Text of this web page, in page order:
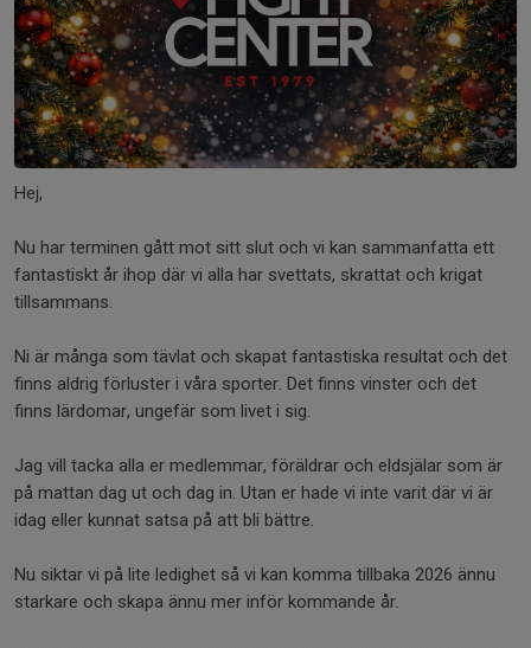
Hej,
Nu har terminen gått mot sitt slut och vi kan sammanfatta ett
fantastiskt år ihop där vi alla har svettats, skrattat och krigat
tillsammans.
Ni är många som tävlat och skapat fantastiska resultat och det
finns aldrig förluster i våra sporter. Det finns vinster och det
finns lärdomar, ungefär som livet i sig.
Jag vill tacka alla er medlemmar, föräldrar och eldsjälar som är
på mattan dag ut och dag in. Utan er hade vi inte varit där vi är
idag eller kunnat satsa på att bli bättre.
Nu siktar vi på lite ledighet så vi kan komma tillbaka 2026 ännu
starkare och skapa ännu mer inför kommande år.